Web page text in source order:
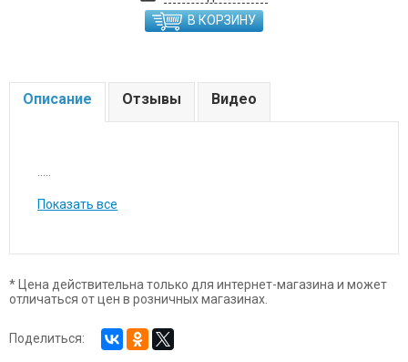
В КОРЗИНУ
Описание Отзывы Видео
Показать все
* Цена действительна только для интернет-магазина и может
отличаться от цен в розничных магазинах.
Поделиться: